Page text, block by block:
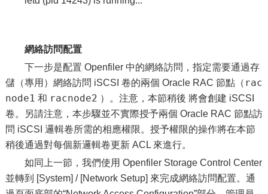
網絡訪問配置
下一步是配置 Openfiler 中的網絡訪問，指定需要通過存
儲（專用）網絡訪問 iSCSI 卷的兩個 Oracle RAC 節點（ rac
node1 和 racnode2 ）。注意，本節稍後 將會創建 iSCSI
卷。另請注意，本步驟並不實際授予兩個 Oracle RAC 節點訪
問 iSCSI 邏輯卷所需的相應權限。授予權限的操作將在本節
稍後通過對每個新邏輯卷更新 ACL 來進行。
如同上一節，我們使用 Openfiler Storage Control Center
並轉到 [System] / [Network Setup] 來完成網絡訪問配置。通